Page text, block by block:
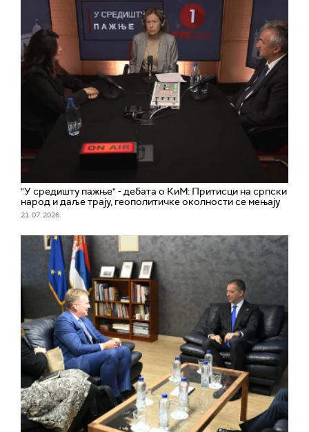
"У средишту пажње" - дебата о КиМ: Притисци на српски
народ и даље трају, геополитичке околности се мењају
21. 07. 2026.